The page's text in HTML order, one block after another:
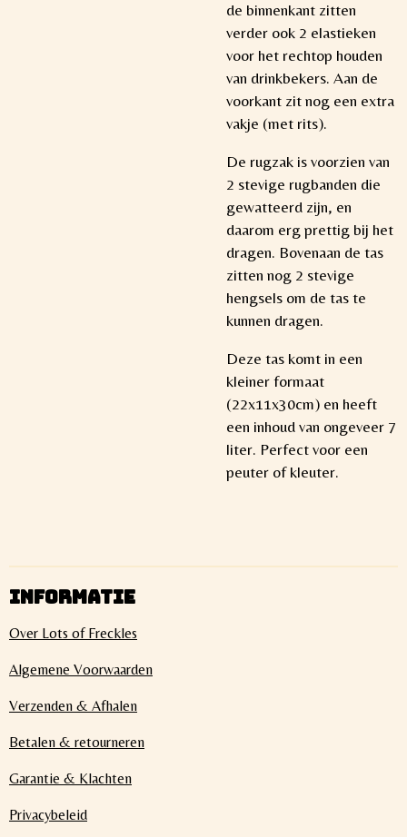
de binnenkant zitten
verder ook 2 elastieken
voor het rechtop houden
van drinkbekers. Aan de
voorkant zit nog een extra
vakje (met rits).
De rugzak is voorzien van
2 stevige rugbanden die
gewatteerd zijn, en
daarom erg prettig bij het
dragen. Bovenaan de tas
zitten nog 2 stevige
hengsels om de tas te
kunnen dragen.
Deze tas komt in een
kleiner formaat
(22x11x30cm) en heeft
een inhoud van ongeveer 7
liter. Perfect voor een
peuter of kleuter.
INFORMATIE
Over Lots of Freckles
Algemene Voorwaarden
Verzenden & Afhalen
Betalen & retourneren
Garantie & Klachten
Privacybeleid